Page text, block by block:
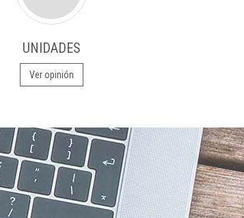
UNIDADES
Ver opinión